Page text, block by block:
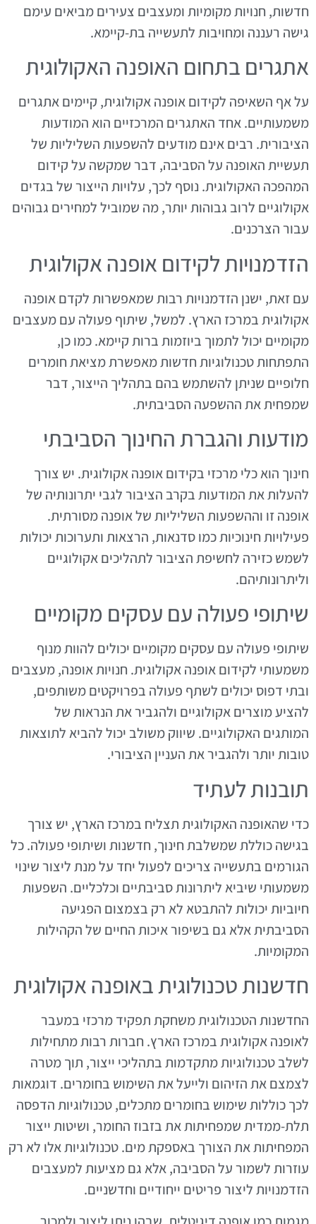
חדשות, חנויות מקומיות ומעצבים צעירים מביאים עימם
גישה רעננה ומחויבות לתעשייה בת-קיימא.
אתגרים בתחום האופנה האקולוגית
על אף השאיפה לקידום אופנה אקולוגית, קיימים אתגרים
משמעותיים. אחד האתגרים המרכזיים הוא המודעות
הציבורית. רבים אינם מודעים להשפעות השליליות של
תעשיית האופנה על הסביבה, דבר שמקשה על קידום
המהפכה האקולוגית. נוסף לכך, עלויות הייצור של בגדים
אקולוגיים לרוב גבוהות יותר, מה שמוביל למחירים גבוהים
עבור הצרכנים.
הזדמנויות לקידום אופנה אקולוגית
עם זאת, ישנן הזדמנויות רבות שמאפשרות לקדם אופנה
אקולוגית במרכז הארץ. למשל, שיתוף פעולה עם מעצבים
מקומיים יכול לתמוך ביוזמות ברות קיימא. כמו כן,
התפתחות טכנולוגיות חדשות מאפשרת מציאת חומרים
חלופיים שניתן להשתמש בהם בתהליך הייצור, דבר
שמפחית את ההשפעה הסביבתית.
מודעות והגברת החינוך הסביבתי
חינוך הוא כלי מרכזי בקידום אופנה אקולוגית. יש צורך
להעלות את המודעות בקרב הציבור לגבי יתרונותיה של
אופנה זו וההשפעות השליליות של אופנה מסורתית.
פעילויות חינוכיות כמו סדנאות, הרצאות ותערוכות יכולות
לשמש כזירה לחשיפת הציבור לתהליכים אקולוגיים
וליתרונותיהם.
שיתופי פעולה עם עסקים מקומיים
שיתופי פעולה עם עסקים מקומיים יכולים להוות מנוף
משמעותי לקידום אופנה אקולוגית. חנויות אופנה, מעצבים
ובתי דפוס יכולים לשתף פעולה בפרויקטים משותפים,
להציע מוצרים אקולוגיים ולהגביר את הנראות של
המותגים האקולוגיים. שיווק משולב יכול להביא לתוצאות
טובות יותר ולהגביר את העניין הציבורי.
תובנות לעתיד
כדי שהאופנה האקולוגית תצליח במרכז הארץ, יש צורך
בגישה כוללת שמשלבת חינוך, חדשנות ושיתופי פעולה. כל
הגורמים בתעשייה צריכים לפעול יחד על מנת ליצור שינוי
משמעותי שיביא ליתרונות סביבתיים וכלכליים. השפעות
חיוביות יכולות להתבטא לא רק בצמצום הפגיעה
הסביבתית אלא גם בשיפור איכות החיים של הקהילות
המקומיות.
חדשנות טכנולוגית באופנה אקולוגית
החדשנות הטכנולוגית משחקת תפקיד מרכזי במעבר
לאופנה אקולוגית במרכז הארץ. חברות רבות מתחילות
לשלב טכנולוגיות מתקדמות בתהליכי ייצור, תוך מטרה
לצמצם את הזיהום ולייעל את השימוש בחומרים. דוגמאות
לכך כוללות שימוש בחומרים מתכלים, טכנולוגיות הדפסה
תלת-ממדית שמפחיתות את בזבוז החומר, ושיטות ייצור
המפחיתות את הצורך באספקת מים. טכנולוגיות אלו לא רק
עוזרות לשמור על הסביבה, אלא גם מציעות למעצבים
הזדמנויות ליצור פריטים ייחודיים וחדשניים.